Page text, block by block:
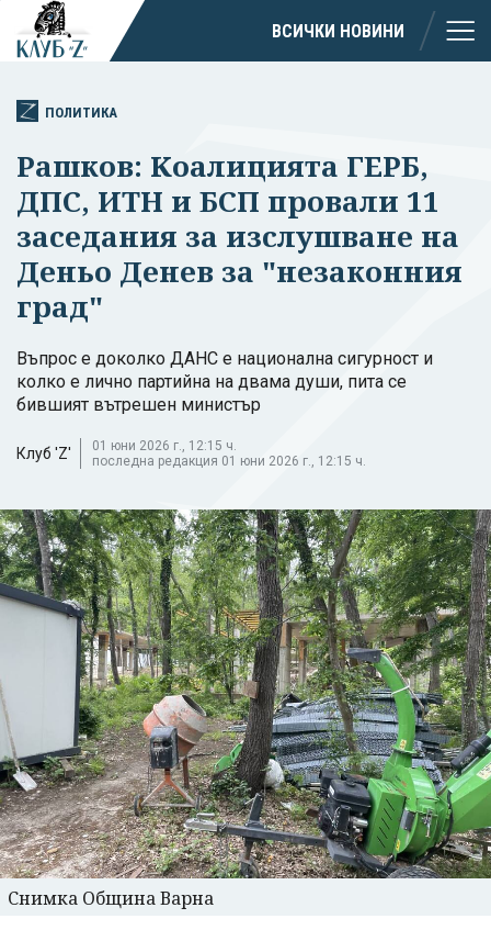
ВСИЧКИ НОВИНИ
ПОЛИТИКА
Рашков: Kоалицията ГЕРБ,
ДПС, ИТН и БСП провали 11
заседания за изслушване на
Деньо Денев за "незаконния
град"
Въпрос е доколко ДАНС е национална сигурност и
колко е лично партийна на двама души, пита се
бившият вътрешен министър
Клуб 'Z'
01 юни 2026 г., 12:15 ч.
последна редакция 01 юни 2026 г., 12:15 ч.
Снимка Община Варна